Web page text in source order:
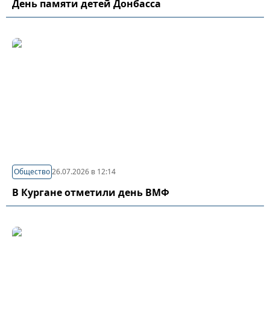
День памяти детей Донбасса
Общество26.07.2026 в 12:14
В Кургане отметили день ВМФ